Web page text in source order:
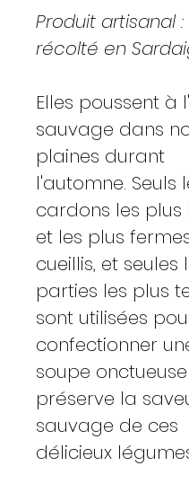
Produit artisanal :
récolté en
Elles poussent à
sauvage dans
plaines durant
l'automne. Seuls
cardons les plus
et les plus
cueillis, et seules
parties les plus
sont utilisées
confectionner
soupe
préserve la
sauvage de ces
délicieux